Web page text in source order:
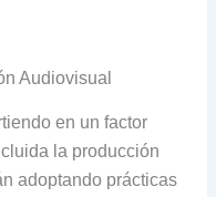
Audiovisual
en un factor
la producción
adoptando prácticas